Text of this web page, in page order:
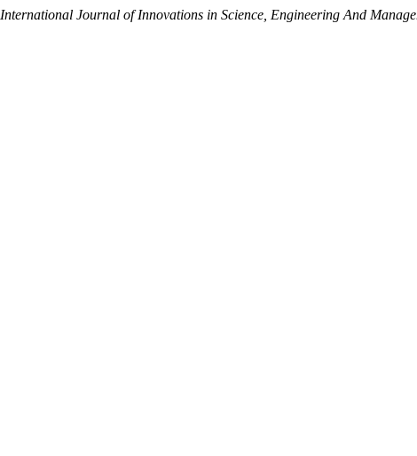
International Journal of Innovations in Science, Engineering And